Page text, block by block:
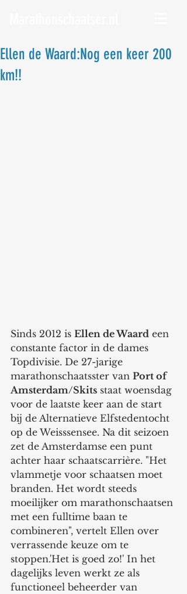
Ellen de Waard:Nog een keer 200
km!!
Sinds 2012 is Ellen de Waard een
constante factor in de dames
Topdivisie. De 27-jarige
marathonschaatsster van Port of
Amsterdam/Skits staat woensdag
voor de laatste keer aan de start
bij de Alternatieve Elfstedentocht
op de Weisssensee. Na dit seizoen
zet de Amsterdamse een punt
achter haar schaatscarrière. "Het
vlammetje voor schaatsen moet
branden. Het wordt steeds
moeilijker om marathonschaatsen
met een fulltime baan te
combineren", vertelt Ellen over
verrassende keuze om te
stoppen.'Het is goed zo!' In het
dagelijks leven werkt ze als
functioneel beheerder van